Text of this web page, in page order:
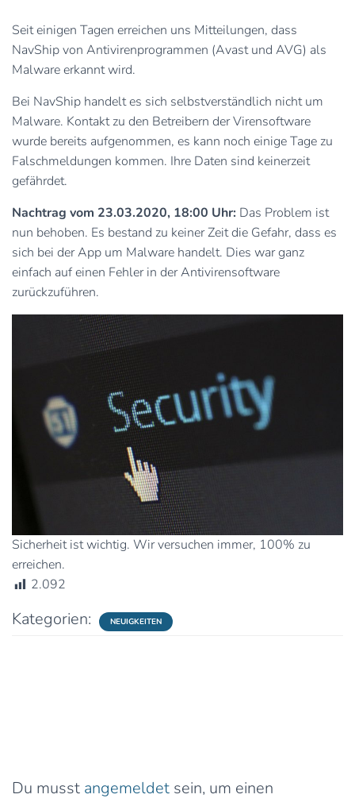
Seit einigen Tagen erreichen uns Mitteilungen, dass
NavShip von Antivirenprogrammen (Avast und AVG) als
Malware erkannt wird.
Bei NavShip handelt es sich selbstverständlich nicht um
Malware. Kontakt zu den Betreibern der Virensoftware
wurde bereits aufgenommen, es kann noch einige Tage zu
Falschmeldungen kommen. Ihre Daten sind keinerzeit
gefährdet.
Nachtrag vom 23.03.2020, 18:00 Uhr: Das Problem ist
nun behoben. Es bestand zu keiner Zeit die Gefahr, dass es
sich bei der App um Malware handelt. Dies war ganz
einfach auf einen Fehler in der Antivirensoftware
zurückzuführen.
Sicherheit ist wichtig. Wir versuchen immer, 100% zu
erreichen.
2.092
Kategorien: NEUIGKEITEN
Du musst angemeldet sein, um einen